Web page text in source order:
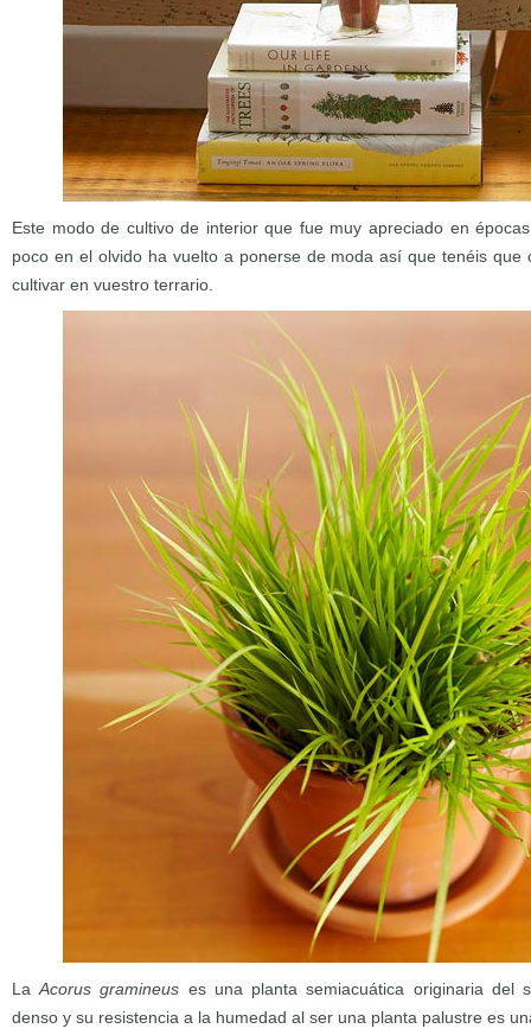
Este modo de cultivo de interior que fue muy apreciado en
poco en el olvido ha vuelto a ponerse de moda así que tenéis que
cultivar en vuestro terrario.
LaAcorus gramineus es una planta semiacuática originaria del
denso y su resistencia a la humedad al ser una planta palustre es